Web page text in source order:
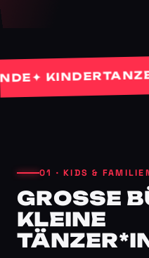
✦ KINDERTANZEN✦
01 · KIDS &
GROSSE
LEINE T